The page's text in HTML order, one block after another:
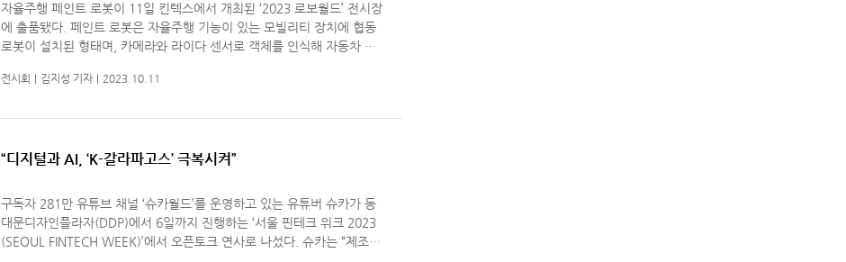
자율주행 페인트 로봇이 11일 킨텍스에서 개최된 ‘2023 로보월드’ 전시장
에 출품됐다. 페인트 로봇은 자율주행 기능이 있는 모빌리티 장치에 협동
로봇이 설치된 형태며, 카메라와 라이다 센서로 객체를 인식해 자동차 도
전시회 김지성 기자 2023.10.11
“디지털과 AI, ‘K-갈라파고스’ 극복시켜”
구독자 281만 유튜브 채널 ‘슈카월드’를 운영하고 있는 유튜버 슈카가 동
대문디자인플라자(DDP)에서 6일까지 진행하는 ‘서울 핀테크 위크 2023
(SEOUL FINTECH WEEK)’에서 오픈토크 연사로 나섰다. 슈카는 “제조업